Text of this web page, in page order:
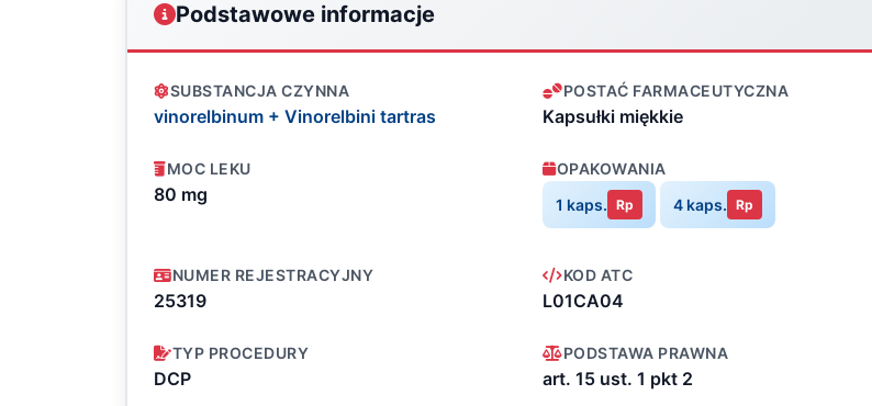
Podstawowe informacje
SUBSTANCJA CZYNNA
vinorelbinum + Vinorelbini tartras
POSTAĆ FARMACEUTYCZNA
Kapsułki miękkie
MOC LEKU
80 mg
OPAKOWANIA
1 kaps. Rp 4 kaps. Rp
NUMER REJESTRACYJNY
25319
KOD ATC
L01CA04
TYP PROCEDURY
DCP
PODSTAWA PRAWNA
art. 15 ust. 1 pkt 2